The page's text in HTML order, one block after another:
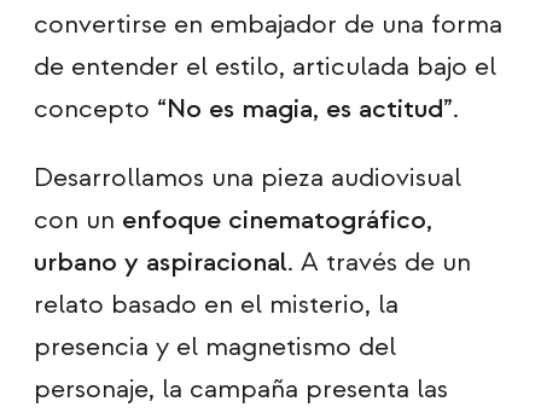
convertirse en embajador de una forma
de entender el estilo, articulada bajo el
concepto “No es magia, es actitud”.
Desarrollamos una pieza audiovisual
con un enfoque cinematográfico,
urbano y aspiracional. A través de un
relato basado en el misterio, la
presencia y el magnetismo del
personaje, la campaña presenta las